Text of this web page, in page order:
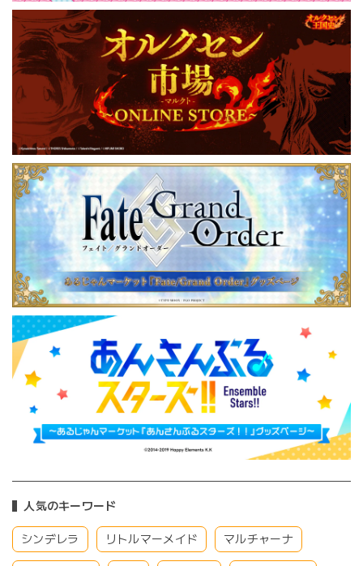
人気のキーワード
シンデレラ リトルマーメイド マルチャーナ